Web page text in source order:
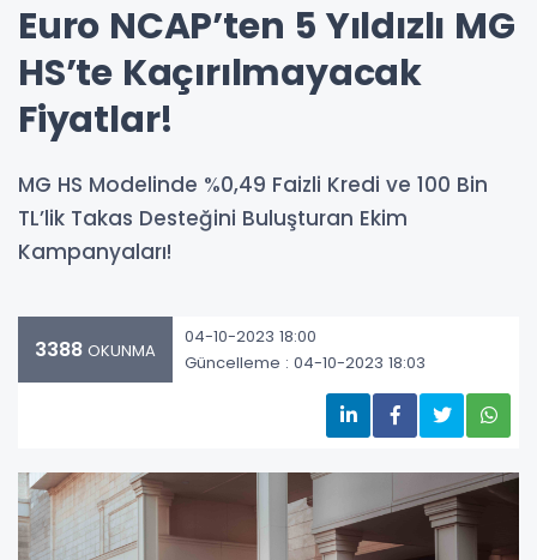
Euro NCAP’ten 5 Yıldızlı MG
HS’te Kaçırılmayacak
Fiyatlar!
MG HS Modelinde %0,49 Faizli Kredi ve 100 Bin
TL’lik Takas Desteğini Buluşturan Ekim
Kampanyaları!
3388 OKUNMA
04-10-2023 18:00
Güncelleme : 04-10-2023 18:03